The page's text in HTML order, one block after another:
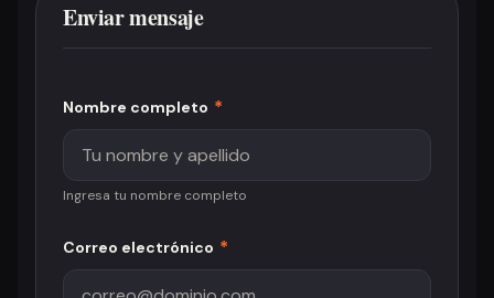
Enviar mensaje
Nombre completo *
Ingresa tu nombre completo
Correo electrónico *